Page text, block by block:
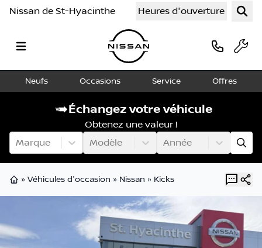
Nissan de St-Hyacinthe Heures d'ouverture
Neufs Occasions Service Offres
Échangez votre véhicule
Obtenez une valeur !
Marque
Modèle Année
» Véhicules d'occasion » Nissan » Kicks